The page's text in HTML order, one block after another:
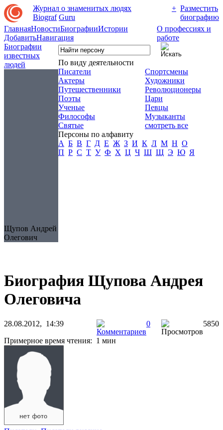
Журнал о знаменитых людях
Biograf Guru
+ Разместить
биографию
ГлавнаяНовостиБиографииИстории
ДобавитьНавигация
О профессиях и
работе
Биографии
известных
людей
Щупов Андрей
Олегович
По виду деятельности
Писатели
Актеры
Путешественники
Поэты
Ученые
Философы
Святые
Спортсмены
Художники
Революционеры
Цари
Певцы
Музыканты
смотреть все
Персоны по алфавиту
А Б В Г Д Е Ж З И К Л М Н О
П Р С Т У Ф Х Ц Ч Ш Щ Э Ю Я
Биография Щупова Андрея
Олеговича
28.08.2012, 14:39 0
5850
Примерное время чтения: 1 мин